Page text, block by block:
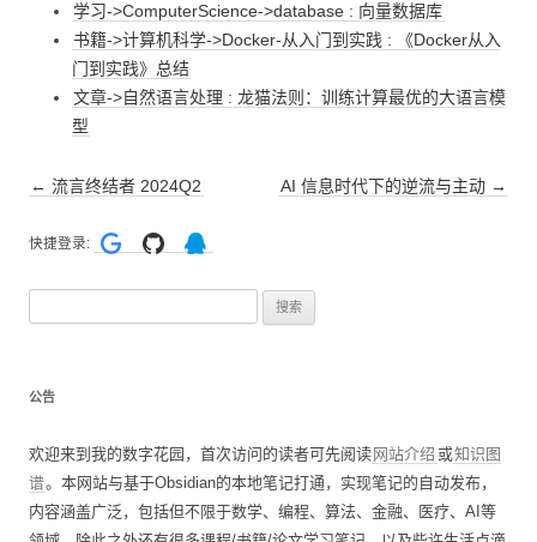
学习->ComputerScience->database : 向量数据库
书籍->计算机科学->Docker-从入门到实践 : 《Docker从入
门到实践》总结
文章->自然语言处理 : 龙猫法则：训练计算最优的大语言模
型
文
导
航
← 流言终结者 2024Q2 AI 信息时代下的逆流与主动 →
快捷登录:
公告
欢迎来到我的数字花园，首次访问的读者可先阅读 网站介绍 或知识图
谱。本网站与基于Obsidian的本地笔记打通，实现笔记的自动发布，
内容涵盖广泛，包括但不限于数学、编程、算法、金融、医疗、AI等